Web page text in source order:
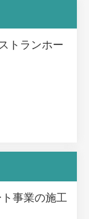
トランホー
ト事業の施工